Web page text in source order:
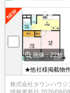
画像：22枚
★他社様掲載物
お時間の中で効
ただきます！お
株式会社タウンハウジ